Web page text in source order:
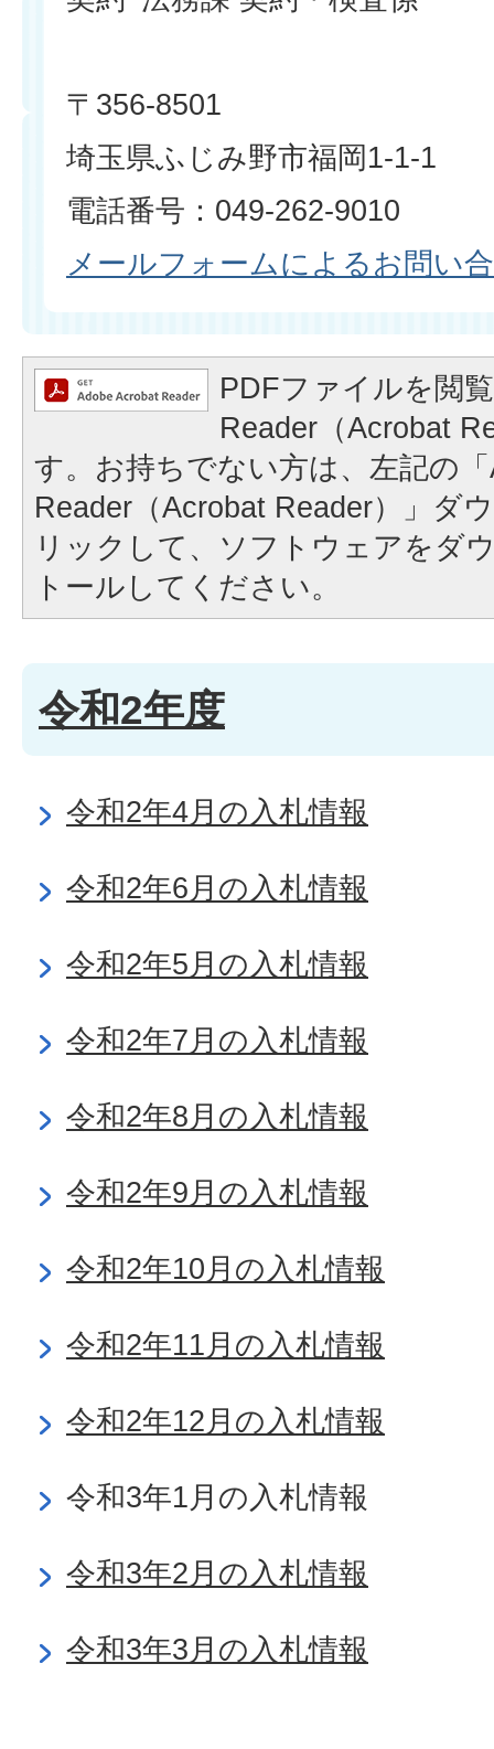
〒356-8501
埼玉県ふじみ野市福岡1-1-1
電話番号：049-262-9010
メールフォームによるお問い
PDFファイルを閲
Reader（Acrobat
す。お持ちでない方は、左記の
Reader（Acrobat Reader）」ダ
リックして、ソフトウェアをダ
トールしてください。
令和2年度
令和2年4月の入札情報
令和2年6月の入札情報
令和2年5月の入札情報
令和2年7月の入札情報
令和2年8月の入札情報
令和2年9月の入札情報
令和2年10月の入札情報
令和2年11月の入札情報
令和2年12月の入札情報
令和3年1月の入札情報
令和3年2月の入札情報
令和3年3月の入札情報